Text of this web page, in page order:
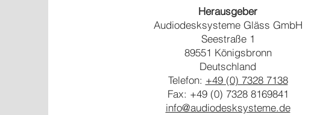
Herausgeber
Audiodesksysteme Gläss GmbH
Seestraße 1
89551 Königsbronn
Deutschland
Telefon: +49 (0) 7328 7138
Fax: +49 (0) 7328 8169841
info@audiodesksysteme.de